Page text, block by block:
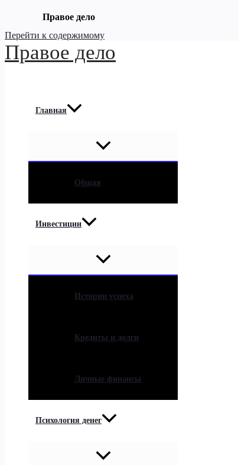
Правое дело
Перейти к содержимому
Правое дело
Главная
Общая
Инвестиции
Истории успеха
Кредиты и долги
Личные финансы
Психология денег